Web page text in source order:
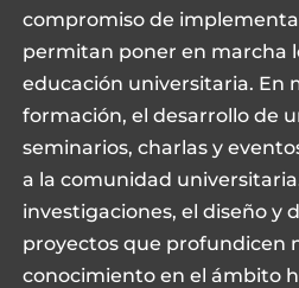
compromiso de
permitan poner en marcha
educación universitaria. En
formación, el desarrollo de
seminarios, charlas y
a la comunidad
investigaciones, el diseño y
proyectos que profundicen
conocimiento en el ámbito